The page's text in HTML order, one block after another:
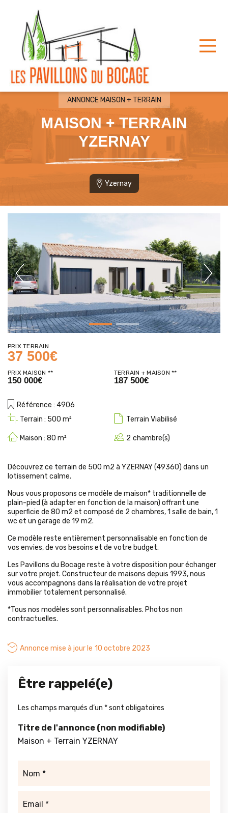
ANNONCE MAISON + TERRAIN
MAISON + TERRAIN
YZERNAY
Yzernay
Previous Next
PRIX TERRAIN
37 500€
PRIX MAISON **
150 000€
TERRAIN + MAISON **
187 500€
Référence : 4906
Terrain : 500 Terrain Viabilisé
Maison : 80 chambre(s)
2
Découvrez ce terrain de 500 m2 à YZERNAY (49360) dans un
lotissement calme.
Nous vous proposons ce modèle de maison* traditionnelle de
plain-pied (à adapter en fonction de la maison) offrant une
superficie de 80 m2 et composé de 2 chambres, 1 salle de bain, 1
wc et un garage de 19 m2.
Ce modèle reste entièrement personnalisable en fonction de
vos envies, de vos besoins et de votre budget.
Les Pavillons du Bocage reste à votre disposition pour échanger
sur votre projet. Constructeur de maisons depuis 1993, nous
vous accompagnons dans la réalisation de votre projet
immobilier totalement personnalisé.
*Tous nos modèles sont personnalisables. Photos non
contractuelles.
Annonce mise à jour le 10 octobre 2023
Être rappelé(e)
Les champs marqués d’un *sont obligatoires
Titre de l'annonce (non modifiable)